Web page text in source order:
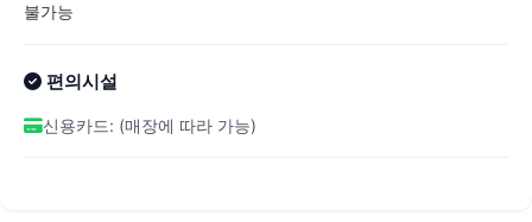
불가능
편의시설
신용카드: (매장에 따라 가능)